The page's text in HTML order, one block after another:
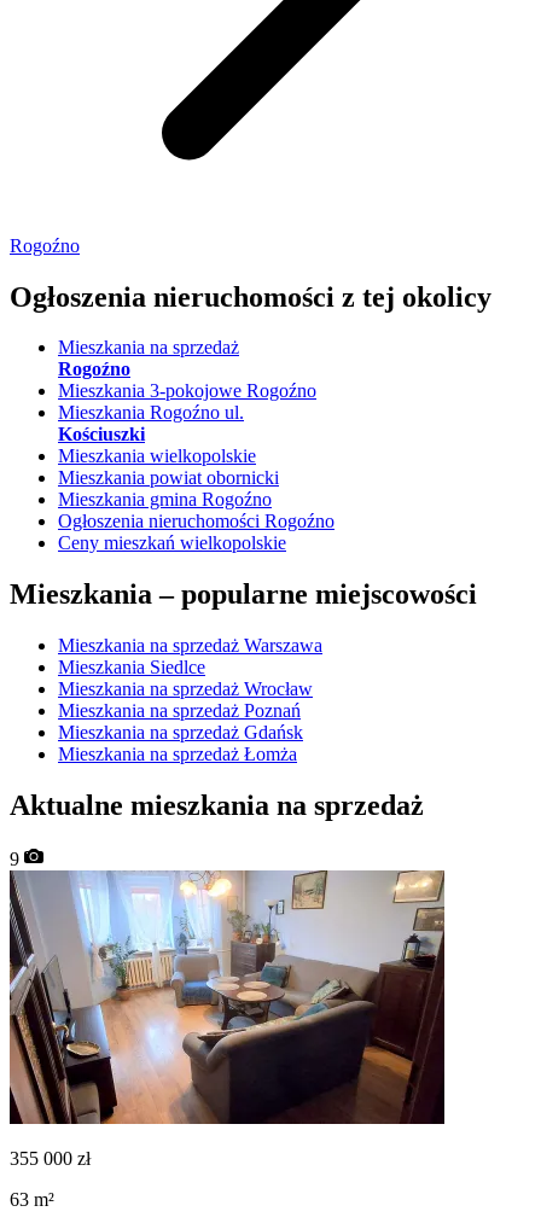
Rogoźno
Ogłoszenia nieruchomości z tej okolicy
Mieszkania na sprzedaż
Rogoźno
Mieszkania 3-pokojowe Rogoźno
Mieszkania Rogoźno ul.
Kościuszki
Mieszkania wielkopolskie
Mieszkania powiat obornicki
Mieszkania gmina Rogoźno
Ogłoszenia nieruchomości Rogoźno
Ceny mieszkań wielkopolskie
Mieszkania –popularne miejscowości
Mieszkania na sprzedaż Warszawa
Mieszkania Siedlce
Mieszkania na sprzedaż Wrocław
Mieszkania na sprzedaż Poznań
Mieszkania na sprzedaż Gdańsk
Mieszkania na sprzedaż Łomża
Aktualne mieszkania na sprzedaż
9
355 000 zł
63 m²